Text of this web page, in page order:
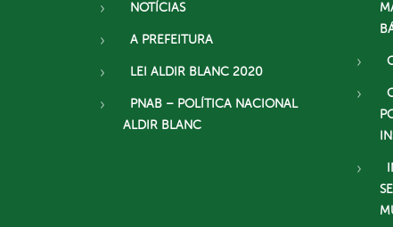
NOTÍCIAS
A PREFEITURA
LEI ALDIR BLANC 2020
PNAB – POLÍTICA NACIONAL
ALDIR BLANC